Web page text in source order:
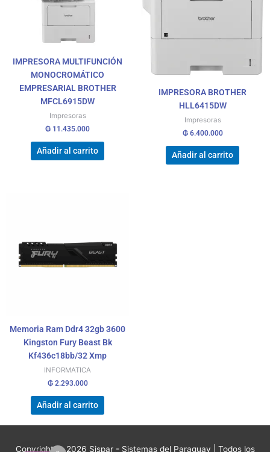
IMPRESORA MULTIFUNCIÓN
MONOCROMÁTICO
EMPRESARIAL BROTHER
MFCL6915DW
Impresoras
₲ 11.435.000
Añadir al carrito
IMPRESORA BROTHER
HLL6415DW
Impresoras
₲6.400.000
Añadir al carrito
Memoria Ram Ddr4 32gb 3600
Kingston Fury Beast Bk
Kf436c18bb/32 Xmp
INFORMATICA
₲2.293.000
Añadir al carrito
Copyright © 2026 Sispar - Sistemas del Paraguay | Todos los